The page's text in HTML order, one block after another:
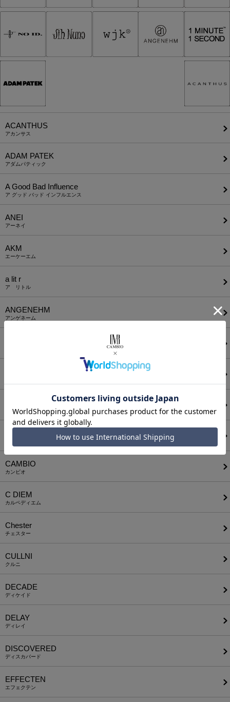
ACANTHUS
アカンサス
ADAM PATEK
アダムパティック
A Good Bad Influence
ア グッド バッド インフルエンス
ANEI
アーネイ
AKM
エーケーエム
a lit r
ア リトル
ANGENEHM
アンゲネーム
BODYSONG.
ボディソング
CALL&RESPONSE
コールアンドレスポンス
CAMBIO
カンビオ
C DIEM
カルペディエム
Chester
チェスター
CULLNI
クルニ
DECADE
ディケイド
DELAY
ディレイ
DISCOVERED
ディスカバード
EFFECTEN
エフェクテン